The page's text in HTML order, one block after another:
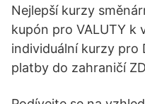
Nejlepší kurzy
kupón pro VALUTY k
individuální kurzy pro
platby do zahraničí